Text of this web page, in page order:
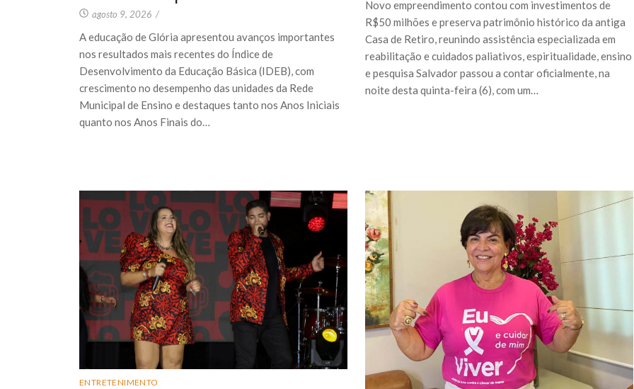
agosto 9, 2026 /
A educação de Glória apresentou avanços importantes
nos resultados mais recentes do Índice de
Desenvolvimento da Educação Básica (IDEB), com
crescimento no desempenho das unidades da Rede
Municipal de Ensino e destaques tanto nos Anos Iniciais
quanto nos Anos Finais do…
Novo empreendimento contou com investimentos de
R$50 milhões e preserva patrimônio histórico da antiga
Casa de Retiro, reunindo assistência especializada em
reabilitação e cuidados paliativos, espiritualidade, ensino
e pesquisa Salvador passou a contar oficialmente, na
noite desta quinta-feira (6), com um…
ENTRETENIMENTO